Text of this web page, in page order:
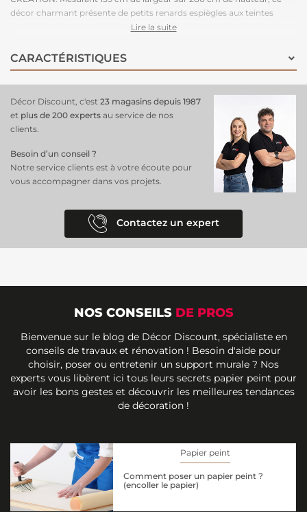
décor charmant présente de petits renards espiègles aux teintes
pastel, inspirés des contes de Grimm et des fables de La Fontaine.
enchanteur qui accompagnera votre enfant dans ses rêves.
poser et durable, cepapier peint est idéalpour ceux qui souhaitent
Lire la suite
CARACTÉRISTIQUES
Décor Discount, c'est 23 magasins depuis 1987
et plus de 200 experts au service de nos
clients.
Besoin d’un conseil ?
Notre service clients est à votre écoute pour
vous accompagner dans vos projets.
Contactez un expert
NOS CONSEILS DE PROS
Bienvenue sur le blog de Décor Discount, spécialiste en
conseils de travaux et rénovation ! Besoin d'aide pour
choisir, poser ou entretenir un support murale ? Nos
experts vous libèrent ici tous leurs secrets papier peint pour
avoir les bons gestes et découvrir les meilleures tendances
de décoration !
Papier peint
Comment poser un papier peint ?
(encoller le papier)